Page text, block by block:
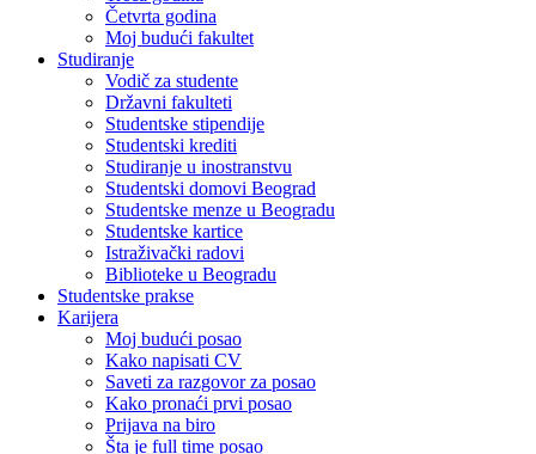
Četvrta godina
Moj budući fakultet
Studiranje
Vodič za studente
Državni fakulteti
Studentske stipendije
Studentski krediti
Studiranje u inostranstvu
Studentski domovi Beograd
Studentske menze u Beogradu
Studentske kartice
Istraživački radovi
Biblioteke u Beogradu
Studentske prakse
Karijera
Moj budući posao
Kako napisati CV
Saveti za razgovor za posao
Kako pronaći prvi posao
Prijava na biro
Šta je full time posao